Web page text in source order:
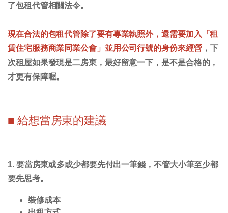
了包租代管相關法令。
現在合法的包租代管除了要有專業執照外，還需要加入「租
賃住宅服務商業同業公會」並用公司行號的身份來經營，下
次租屋如果發現是二房東，最好留意一下，是不是合格的，
才更有保障喔。
■ 給想當房東的建議
1. 要當房東或多或少都要先付出一筆錢，不管大小筆至少都
要先思考。
裝修成本